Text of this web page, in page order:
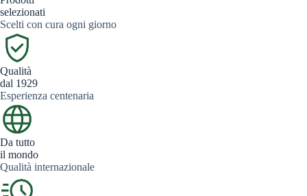
selezionati
Scelti con cura ogni giorno
Qualità
dal 1929
Esperienza centenaria
Da tutto
il mondo
Qualità internazionale